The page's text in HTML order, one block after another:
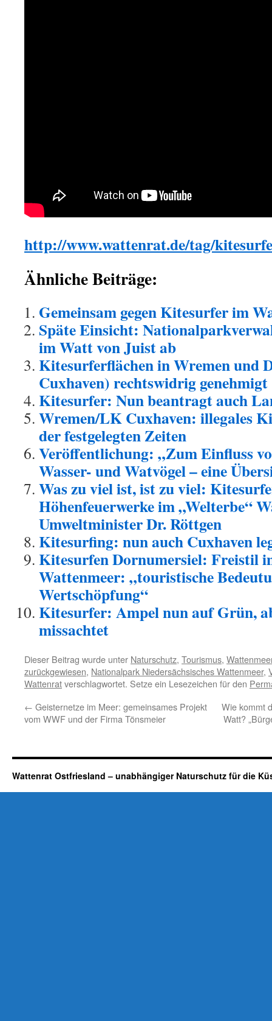
http://www.wattenrat.de/tag/
Ähnliche Beiträge:
Gemeinsam gegen Kitesurfer im
Späte Einsicht:
im Watt von Juist ab
Kitesurferflächen in Wremen und
Cuxhaven) rechtswidrig genehmigt
Kitesurfer: Nun beantragt auch
Wremen/LK Cuxhaven: illegales
der festgelegten Zeiten
Veröffentlichung: „Zum Einfluss
Wasser- und Watvögel – eine
Was zu viel ist, ist zu viel:
Höhenfeuerwerke im „Welterbe“
Umweltminister Dr. Röttgen
Kitesurfing: nun auch Cuxhaven
Kitesurfen Dornumersiel: Freistil
Wattenmeer: „touristische
Wertschöpfung“
Kitesurfer: Ampel nun auf Grün,
missachtet
Dieser Beitrag wurde unter Naturschutz, Tourismus,
zurückgewiesen, Nationalpark Niedersächsisches Wattenmeer,
Wattenratverschlagwortet. Setze ein Lesezeichen für den
← Geisternetze im Meer: gemeinsames Projekt
vom WWF und der Firma Tönsmeier
Wie kommt
Watt?
Wattenrat Ostfriesland – unabhängiger Naturschutz für die